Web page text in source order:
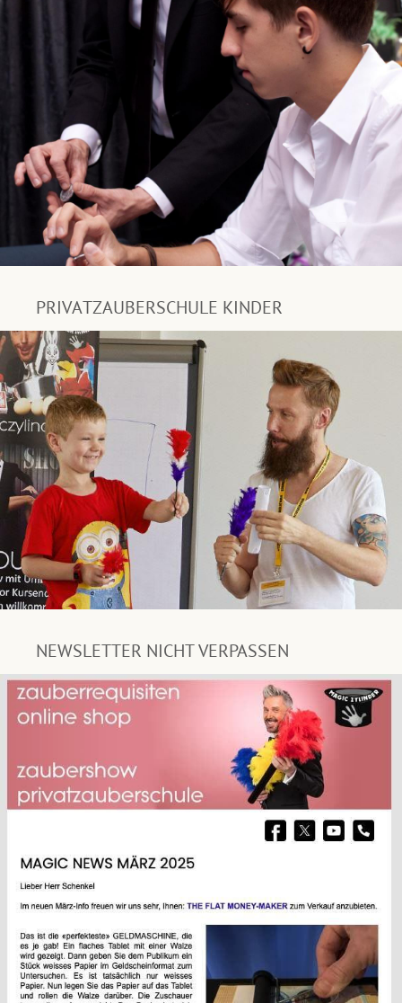
PRIVATZAUBERSCHULE KINDER
NEWSLETTER NICHT VERPASSEN